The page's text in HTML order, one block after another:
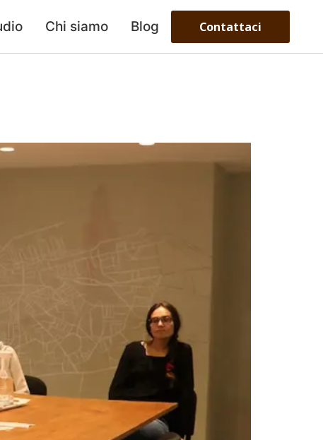
Chi siamo Blog Contattaci